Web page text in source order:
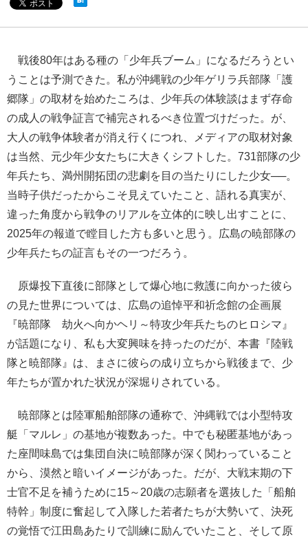
戦後80年はある種の「少年兵ブーム」になるだろうとい
うことは予測できた。私が沖縄戦の少年ゲリラ兵部隊「護
郷隊」の取材を始めたころは、少年兵の体験談はまず存命
の成人の戦争証言で補完されるべき位置づけだった。が、
大人の戦争体験者が消え行くにつれ、メディアの取材対象
は当然、元少年少女たちに大きくシフトした。731部隊の少
年兵たち、満州開拓団の悲劇を目の当たりにした少女──。
当時子供だったからこそ見えていたこと、語れる真実が、
違った角度から戦争のリアルを立体的に映し出すことに、
2025年の報道で瞠目した方も多いと思う。広島の暁部隊の
少年兵たちの証言もその一つだろう。
原爆投下直後に部隊として爆心地に救護に向かった彼ら
の見た世界については、広島の追悼平和祈念館の企画展
『暁部隊 劫火へ向かヘリ～特攻少年兵たちのヒロシマ』
が話題になり、私も大変興味を持ったのだが、本書『陸戦
隊と暁部隊』は、まさに彼らの成り立ちから戦後まで、少
年たちが置かれた状況が深堀りされている。
暁部隊とは陸軍船舶部隊の通称で、沖縄戦では小型特攻
艇「マルレ」の基地が複数あった。中でも秘匿基地があっ
た座間味島では集団自決に暁部隊が深く関わっていること
から、漠然と暗いイメージがあった。だが、大戦末期の下
士官不足を補うために15～20歳の志願者を選抜した「船舶
特幹」制度に奮起して入隊した若者たちが大勢いて、決死
の覚悟で江田島あたりで訓練に励んでいたこと、そして原